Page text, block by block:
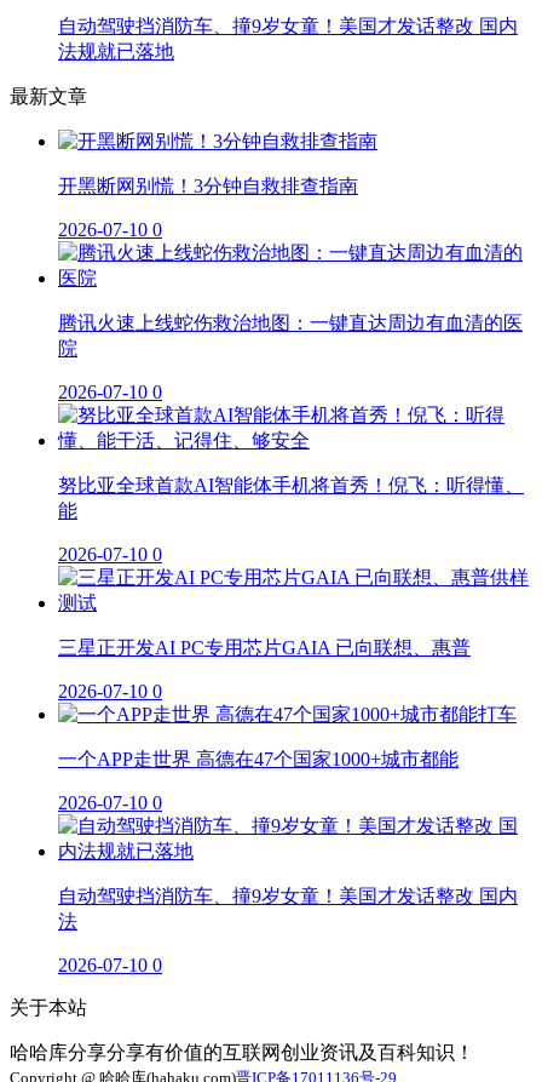
自动驾驶挡消防车、撞9岁女童！美国才发话整改 国内
法规就已落地
最新文章
开黑断网别慌！3分钟自救排查指南
2026-07-10 0
腾讯火速上线蛇伤救治地图：一键直达周边有血清的医
院
2026-07-10 0
努比亚全球首款AI智能体手机将首秀！倪飞：听得懂、
能
2026-07-10 0
三星正开发AI PC专用芯片GAIA 已向联想、惠普
2026-07-10 0
一个APP走世界 高德在47个国家1000+城市都能
2026-07-10 0
自动驾驶挡消防车、撞9岁女童！美国才发话整改 国内
法
2026-07-10 0
关于本站
哈哈库分享分享有价值的互联网创业资讯及百科知识！
Copyright @ 哈哈库(hahaku.com)晋ICP备17011136号-29